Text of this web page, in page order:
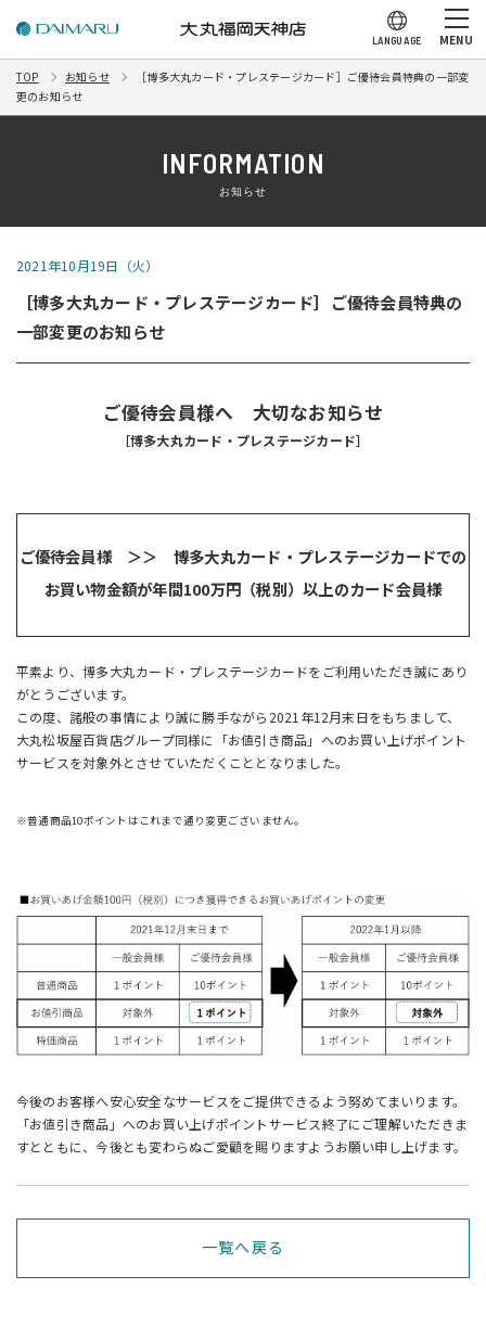
LANGUAGE MENU
TOP お知らせ
［博多大丸カード・プレステージカード］ご優待会員特典の一部変
更のお知らせ
INFORMATION
お知らせ
2021年10月19日（火）
［博多大丸カード・プレステージカード］ご優待会員特典の
一部変更のお知らせ
ご優待会員様へ 大切なお知らせ
［博多大丸カード・プレステージカード］
ご優待会員様 ＞＞ 博多大丸カード・プレステージカードでの
お買い物金額が年間100万円（税別）以上のカード会員様
平素より、博多大丸カード・プレステージカードをご利用いただき誠にあり
がとうございます。
この度、諸般の事情により誠に勝手ながら2021年12月末日をもちまして、
大丸松坂屋百貨店グループ同様に「お値引き商品」へのお買い上げポイント
サービスを対象外とさせていただくこととなりました。
※普通商品10ポイントはこれまで通り変更ございません。
今後のお客様へ安心安全なサービスをご提供できるよう努めてまいります。
「お値引き商品」へのお買い上げポイントサービス終了にご理解いただきま
すとともに、今後とも変わらぬご愛顧を賜りますようお願い申し上げます。
一覧へ戻る